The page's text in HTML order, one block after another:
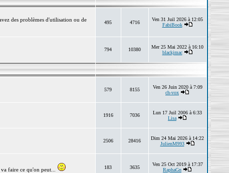
des problèmes d'utilisation ou de
495 4716
Ven 31 Juil 2026 à 12:05
FabiBook
794 10380
Mer 25 Mai 2022 à 16:10
blackjmac
579 8155
Ven 26 Juin 2020 à 7:09
ch-vox
1916 7036
Lun 17 Juil 2006 à 6:33
Lisa
2506 28416
Dim 24 Mai 2026 à 14:22
JulienM993
faire ce qu'on peut... 183 3635
Ven 25 Oct 2019 à 17:37
RaphaGn